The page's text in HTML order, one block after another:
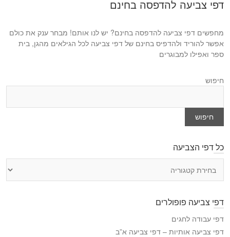
דפי צביעה להדפסה בחינם
מחפשים דפי צביעה להדפסה בחינם? יש לנו אותם! מבחר ענק את כולם
אפשר להוריד ולהדפיס בחינם של דפי צביעה לכל הגילאים מהגן, בית
ספר ואפילו למבוגרים
חיפוש
חיפוש
כל דפי הצביעה
י
ה
צ
דפי צביעה פופולרים
דפי עבודה לחגים
דפי צביעה אותיות – דפי צביעה א”ב